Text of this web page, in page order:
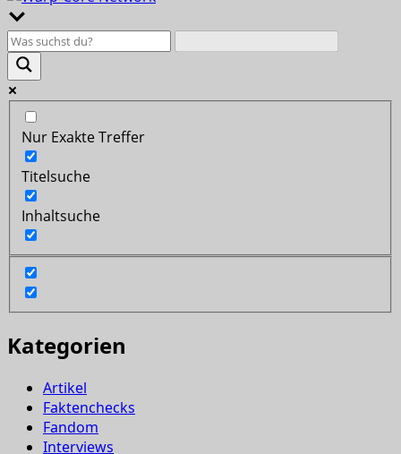
Nur Exakte Treffer
Titelsuche
Inhaltsuche
Kategorien
Artikel
Faktenchecks
Fandom
Interviews